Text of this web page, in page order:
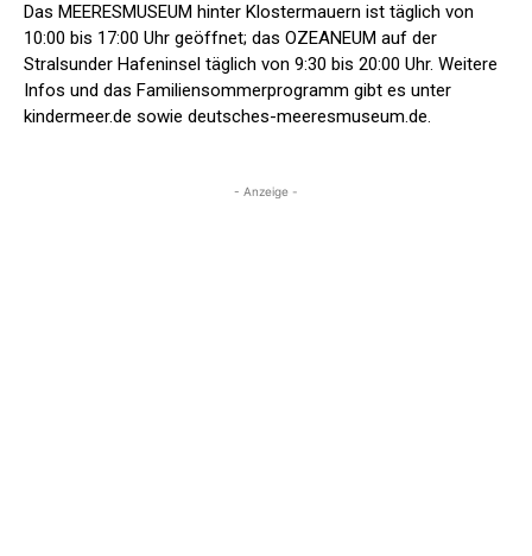
Das MEERESMUSEUM hinter Klostermauern ist täglich von
10:00 bis 17:00 Uhr geöffnet; das OZEANEUM auf der
Stralsunder Hafeninsel täglich von 9:30 bis 20:00 Uhr. Weitere
Infos und das Familiensommerprogramm gibt es unter
kindermeer.de sowie deutsches-meeresmuseum.de.
- Anzeige -